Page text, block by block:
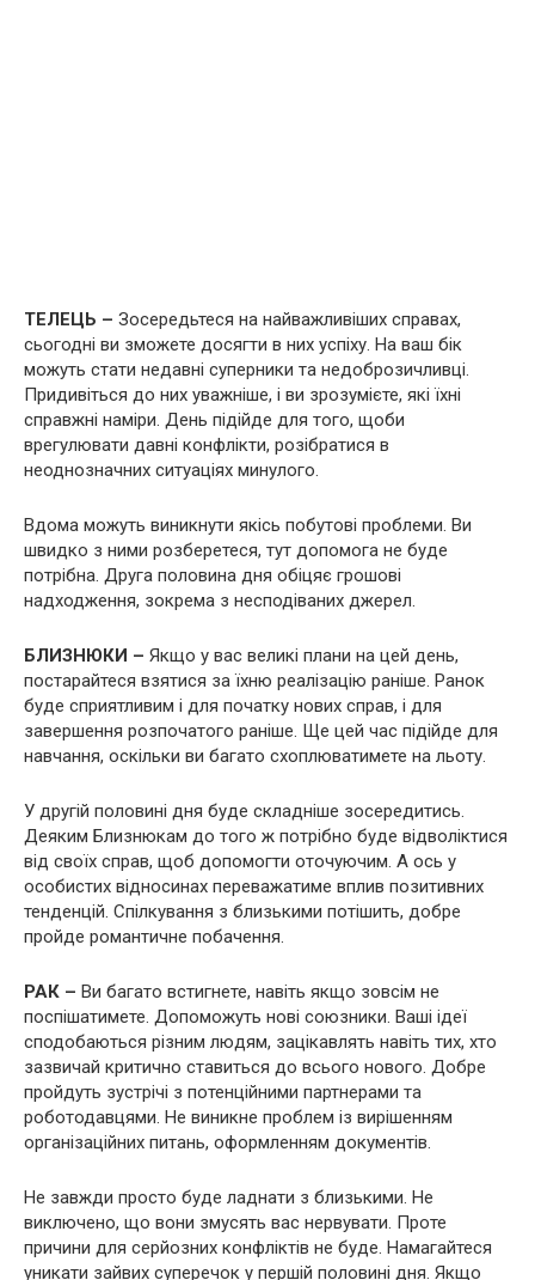
ТЕЛЕЦЬ – Зосередьтеся на найважливіших справах,
сьогодні ви зможете досягти в них успіху. На ваш бік
можуть стати недавні суперники та недоброзичливці.
Придивіться до них уважніше, і ви зрозумієте, які їхні
справжні наміри. День підійде для того, щоби
врегулювати давні конфлікти, розібратися в
неоднозначних ситуаціях минулого.
Вдома можуть виникнути якісь побутові проблеми. Ви
швидко з ними розберетеся, тут допомога не буде
потрібна. Друга половина дня обіцяє грошові
надходження, зокрема з несподіваних джерел.
БЛИЗНЮКИ – Якщо у вас великі плани на цей день,
постарайтеся взятися за їхню реалізацію раніше. Ранок
буде сприятливим і для початку нових справ, і для
завершення розпочатого раніше. Ще цей час підійде для
навчання, оскільки ви багато схоплюватимете на льоту.
У другій половині дня буде складніше зосередитись.
Деяким Близнюкам до того ж потрібно буде відволіктися
від своїх справ, щоб допомогти оточуючим. А ось у
особистих відносинах переважатиме вплив позитивних
тенденцій. Спілкування з близькими потішить, добре
пройде романтичне побачення.
РАК – Ви багато встигнете, навіть якщо зовсім не
поспішатимете. Допоможуть нові союзники. Ваші ідеї
сподобаються різним людям, зацікавлять навіть тих, хто
зазвичай критично ставиться до всього нового. Добре
пройдуть зустрічі з потенційними партнерами та
роботодавцями. Не виникне проблем із вирішенням
організаційних питань, оформленням документів.
Не завжди просто буде ладнати з близькими. Не
виключено, що вони змусять вас нервувати. Проте
причини для серйозних конфліктів не буде. Намагайтеся
уникати зайвих суперечок у першій половині дня. Якщо